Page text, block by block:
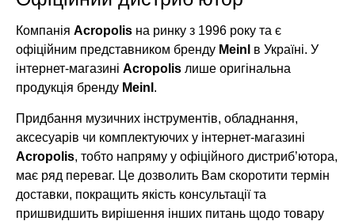
Компанія Acropolis на ринку з 1996 року та є
офіційним представником бренду Meinl в Україні. У
інтернет-магазині Acropolis лише оригінальна
продукція бренду Meinl .
Придбання музичних інструментів, обладнання,
аксесуарів чи комплектуючих у інтернет-магазині
Acropolis, тобто напряму у офіційного дистриб’ютора,
має ряд переваг. Це дозволить Вам скоротити термін
доставки, покращить якість консультації та
пришвидшить вирішення інших питань щодо товару